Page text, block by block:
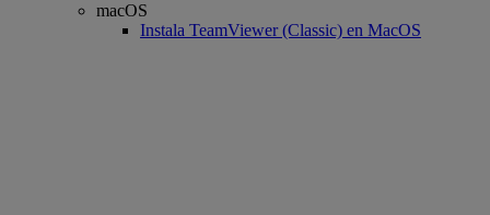
macOS
Instala TeamViewer (Classic) en MacOS